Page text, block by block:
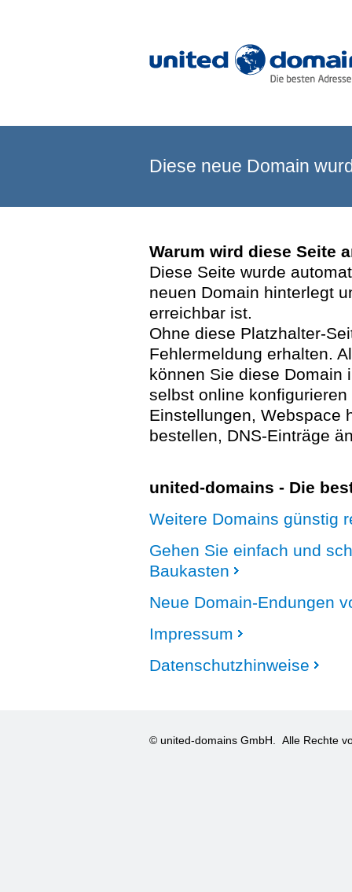
Diese neue Domain
Warum wird diese Seite
Diese Seite wurde
neuen Domain hinterlegt
erreichbar ist.
Ohne diese Platzhalter-
Fehlermeldung erhalten.
können Sie diese Domain
selbst online
Einstellungen, Webspace
bestellen, DNS-Einträge
united-domains - Die
Weitere Domains günstig
Gehen Sie einfach und
Baukasten
Neue Domain-Endungen
Impressum
Datenschutzhinweise
© united-domains GmbH. Alle Rechte